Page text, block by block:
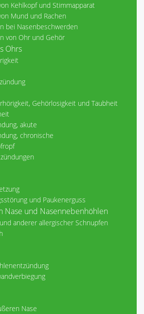
Kehlkopf und Stimmapparat
Mund und Rachen
bei Nasenbeschwerden
von Ohr und Gehör
Ohrs
Gehörlosigkeit und Taubheit
akute
chronische
und Paukenerguss
Nase und Nasennebenhöhlen
anderer allergischer Schnupfen
Nase